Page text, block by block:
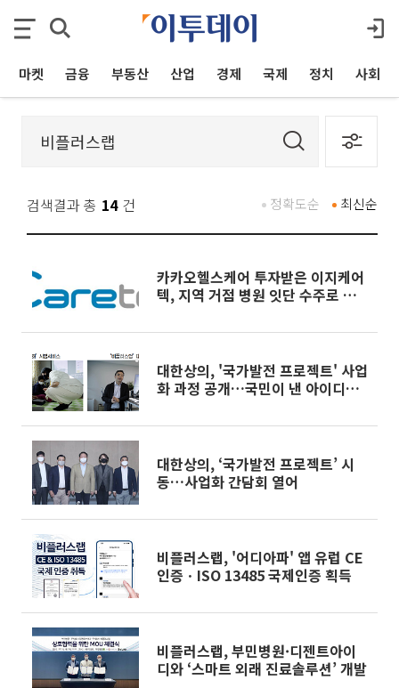
마켓 금융 부동산 산업 경제 국제 정치 사회
검색결과 총 14 건 최신순
정확도순
카카오헬스케어 투자받은 이지케어
텍, 지역 거점 병원 잇단 수주로 흑
대한상의, '국가발전 프로젝트' 사업
화 과정 공개…국민이 낸 아이디어
대한상의, ‘국가발전 프로젝트’ 시
동…사업화 간담회 열어
비플러스랩, '어디아파' 앱 유럽 CE
인증ㆍISO 13485 국제인증 획득
비플러스랩, 부민병원·디젠트아이
디와 ‘스마트 외래 진료솔루션’ 개발